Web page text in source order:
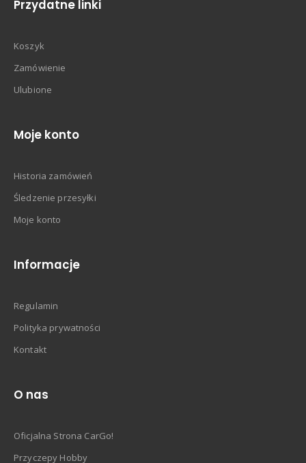
Przydatne linki
Koszyk
Zamówienie
Ulubione
Moje konto
Historia zamówień
Śledzenie przesyłki
Moje konto
Informacje
Regulamin
Polityka prywatności
Kontakt
O nas
Oficjalna Strona CarGo!
Przyczepy Hobby